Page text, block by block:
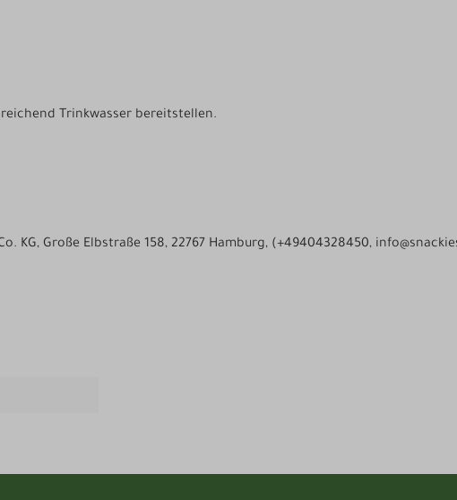
Trinkwasser bereitstellen.
KG, Große Elbstraße 158, 22767 Hamburg, (+49404328450,